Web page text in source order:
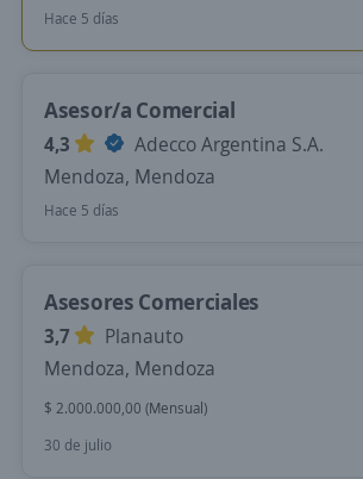
Hace 5 días
Asesor/a Comercial
4,3
Adecco Argentina S.A.
Mendoza, Mendoza
Hace 5 días
Asesores Comerciales
3,7
Planauto
Mendoza, Mendoza
$ 2.000.000,00 (Mensual)
30 de julio